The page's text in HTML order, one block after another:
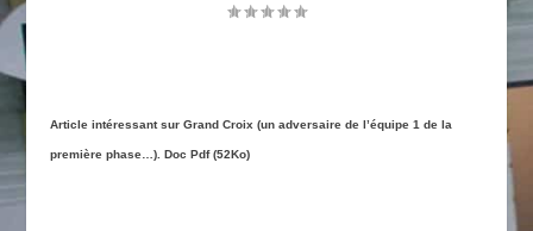
Article intéressant sur Grand Croix (un adversaire de l’équipe 1 de la
première phase…). Doc Pdf (52Ko)